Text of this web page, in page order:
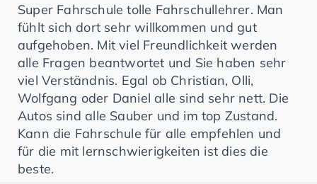
Super Fahrschule tolle Fahrschullehrer. Man
fühlt sich dort sehr willkommen und gut
aufgehoben. Mit viel Freundlichkeit werden
alle Fragen beantwortet und Sie haben sehr
viel Verständnis. Egal ob Christian, Olli,
Wolfgang oder Daniel alle sind sehr nett. Die
Autos sind alle Sauber und im top Zustand.
Kann die Fahrschule für alle empfehlen und
für die mit lernschwierigkeiten ist dies die
beste.